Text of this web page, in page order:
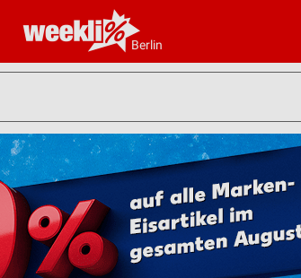
Berlin